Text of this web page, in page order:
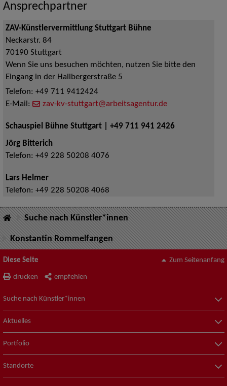
Ansprechpartner
ZAV-Künstlervermittlung Stuttgart Bühne
Neckarstr. 84
70190 Stuttgart
Wenn Sie uns besuchen möchten, nutzen Sie bitte den
Eingang in der Hallbergerstraße 5
Telefon: +49 711 9412424
E-Mail:
zav-kv-stuttgart@arbeitsagentur.de
Schauspiel Bühne Stuttgart | +49 711 941 2426
Jörg Bitterich
Telefon: +49 228 50208 4076
Lars Helmer
Telefon: +49 228 50208 4068
Suche nach Künstler*innen
Konstantin Rommelfangen
Diese Seite
drucken empfehlen
Zum Seitenanfang
Suche nach Künstler*innen
Aktuelles
Portfolio
Standorte